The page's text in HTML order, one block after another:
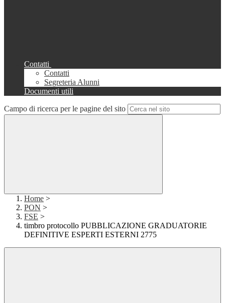
Contatti
Contatti
Segreteria Alunni
Documenti utili
Campo di ricerca per le pagine del sito
Home >
PON >
FSE >
timbro protocollo PUBBLICAZIONE GRADUATORIE
DEFINITIVE ESPERTI ESTERNI 2775